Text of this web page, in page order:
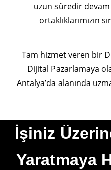
uzun süredir
ortaklıklarımızın
Tam hizmet veren bir
Dijital Pazarlamaya
Antalya’da alanında
İşiniz
Yaratmaya